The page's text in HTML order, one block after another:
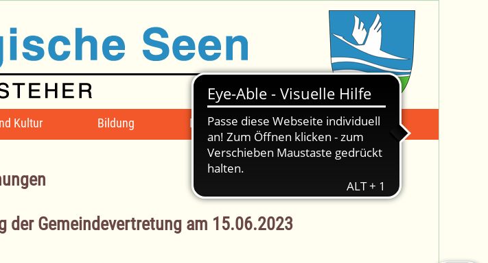
Kultur Bildung Mängelmeldung Suche -
der Gemeindevertretung am 15.06.2023